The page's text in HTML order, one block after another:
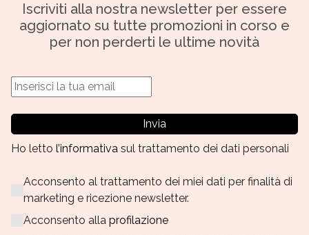
Iscriviti alla nostra newsletter per essere
aggiornato su tutte promozioni in corso e
per non perderti le ultime novità
Invia
Ho letto l’informativa sul trattamento dei dati personali
Acconsento al trattamento dei miei dati per finalità di
marketing e ricezione newsletter.
Acconsento alla profilazione